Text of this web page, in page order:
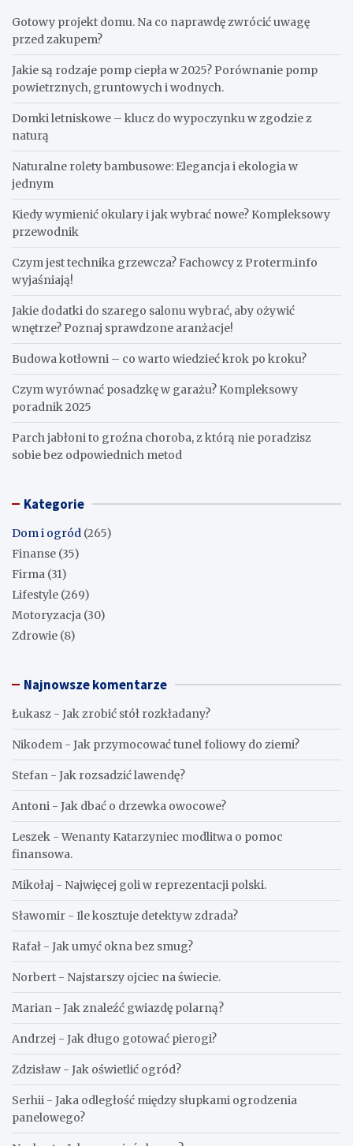
Gotowy projekt domu. Na co naprawdę zwrócić uwagę
przed zakupem?
Jakie są rodzaje pomp ciepła w 2025? Porównanie pomp
powietrznych, gruntowych i wodnych.
Domki letniskowe – klucz do wypoczynku w zgodzie z
naturą
Naturalne rolety bambusowe: Elegancja i ekologia w
jednym
Kiedy wymienić okulary i jak wybrać nowe? Kompleksowy
przewodnik
Czym jest technika grzewcza? Fachowcy z Proterm.info
wyjaśniają!
Jakie dodatki do szarego salonu wybrać, aby ożywić
wnętrze? Poznaj sprawdzone aranżacje!
Budowa kotłowni – co warto wiedzieć krok po kroku?
Czym wyrównać posadzkę w garażu? Kompleksowy
poradnik 2025
Parch jabłoni to groźna choroba, z którą nie poradzisz
sobie bez odpowiednich metod
Kategorie
Dom i ogród (265)
Finanse (35)
Firma (31)
Lifestyle (269)
Motoryzacja (30)
Zdrowie (8)
Najnowsze komentarze
Łukasz - Jak zrobić stół rozkładany?
Nikodem - Jak przymocować tunel foliowy do ziemi?
Stefan - Jak rozsadzić lawendę?
Antoni - Jak dbać o drzewka owocowe?
Leszek -Wenanty Katarzyniec modlitwa o pomoc
finansowa.
Mikołaj - Najwięcej goli w reprezentacji polski.
Sławomir - Ile kosztuje detektyw zdrada?
Rafał - Jak umyć okna bez smug?
Norbert - Najstarszy ojciec na świecie.
Marian - Jak znaleźć gwiazdę polarną?
Andrzej - Jak długo gotować pierogi?
Zdzisław - Jak oświetlić ogród?
Serhii - Jaka odległość między słupkami ogrodzenia
panelowego?